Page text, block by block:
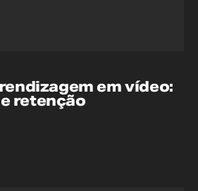
em vídeo:
retenção